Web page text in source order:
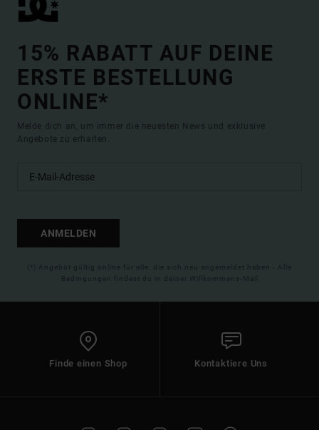
15% RABATT AUF DEINE
ERSTE BESTELLUNG
ONLINE*
Melde dich an, um immer die neuesten News und exklusive
Angebote zu erhalten.
ANMELDEN
(*) Angebot gültig online für alle, die sich neu angemeldet haben - Alle
Bedingungen findest du in deiner Willkommens-Mail
Finde einen Shop Kontaktiere Uns